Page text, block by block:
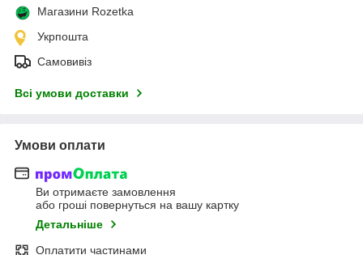
Магазини Rozetka
Укрпошта
Самовивіз
Всі умови доставки
Умови оплати
Ви отримаєте замовлення
або гроші повернуться на вашу картку
Детальніше
Оплатити частинами